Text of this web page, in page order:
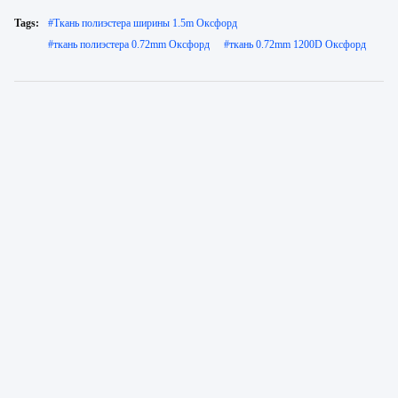
Tags: #Ткань полиэстера ширины 1.5m Оксфорд
#ткань полиэстера 0.72mm Оксфорд #ткань 0.72mm 1200D Оксфорд